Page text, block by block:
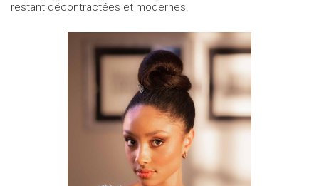
restant décontractées et modernes.